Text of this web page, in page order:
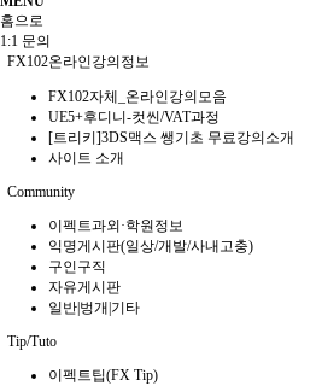
홈으로
1:1 문의
FX102온라인강의정보
FX102자체_온라인강의모음
UE5+후디니-컷씬/VAT과정
[트리키]3DS맥스 쌩기초 무료강의소개
사이트 소개
Community
이펙트과외·학원정보
익명게시판(일상/개발/사내고충)
구인구직
자유게시판
일반|벙개|기타
Tip/Tuto
이펙트팁(FX Tip)